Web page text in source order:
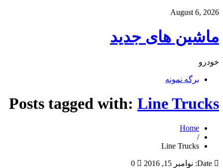
August 6, 2026
ماشین های جدید
خودرو
برگه نمونه
Posts tagged with: Line Trucks
Home
/
Line Trucks
Date: نوامبر 15, 2016 0